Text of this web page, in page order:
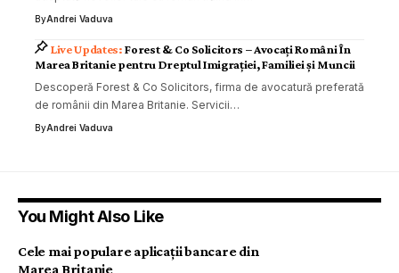
ByAndrei Vaduva
Forest & Co Solicitors – Avocați Români În
Marea Britanie pentru Dreptul Imigrației, Familiei și Muncii
Descoperă Forest & Co Solicitors, firma de avocatură preferată
de românii din Marea Britanie. Servicii…
ByAndrei Vaduva
You Might Also Like
Cele mai populare aplicații bancare din
Marea Britanie